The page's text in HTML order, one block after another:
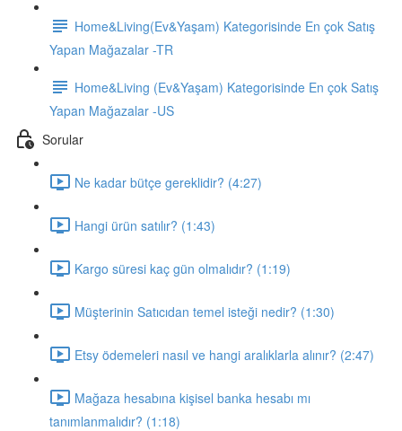
Home&Living(Ev&Yaşam) Kategorisinde En çok Satış
Yapan Mağazalar -TR
Home&Living (Ev&Yaşam) Kategorisinde En çok Satış
Yapan Mağazalar -US
Sorular
Ne kadar bütçe gereklidir? (4:27)
Hangi ürün satılır? (1:43)
Kargo süresi kaç gün olmalıdır? (1:19)
Müşterinin Satıcıdan temel isteği nedir? (1:30)
Etsy ödemeleri nasıl ve hangi aralıklarla alınır? (2:47)
Mağaza hesabına kişisel banka hesabı mı
tanımlanmalıdır? (1:18)